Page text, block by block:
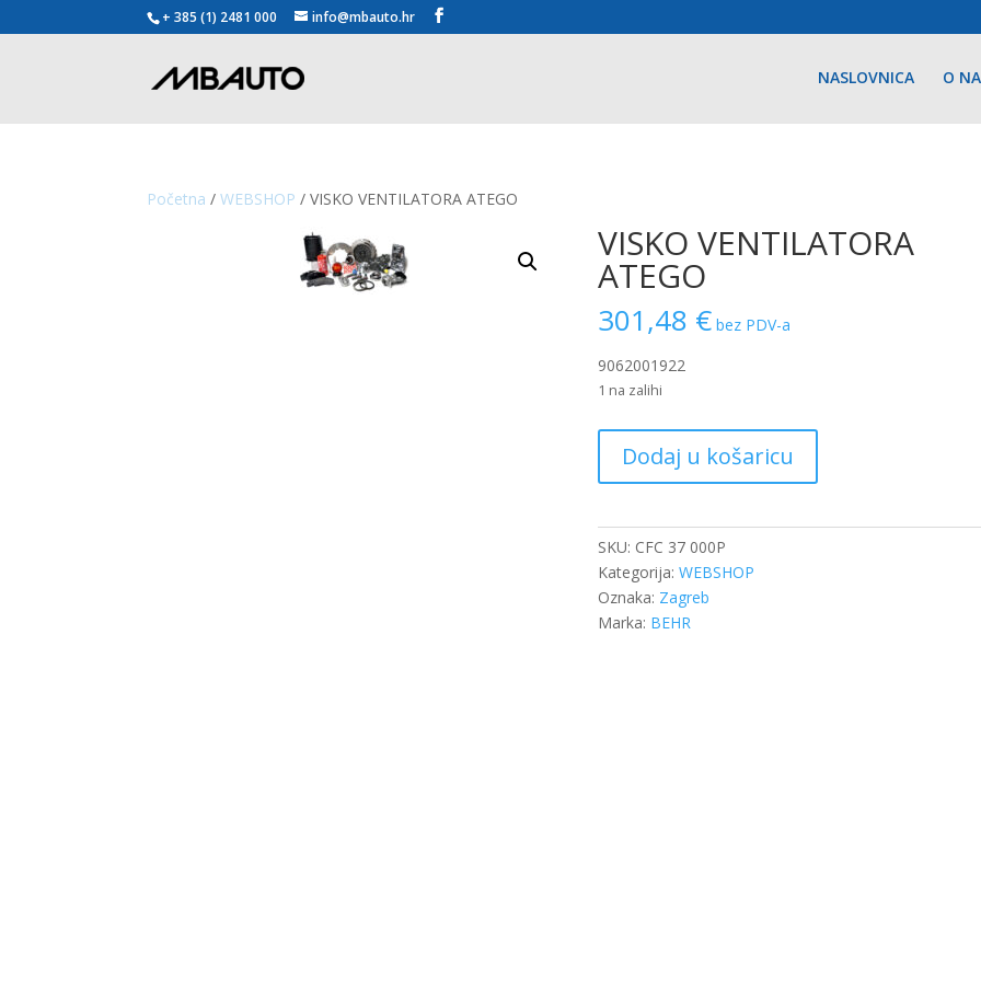
+ 385 (1) 2481 000 info@mbauto.hr
NASLOVNICA O
Početna /WEBSHOP / VISKO VENTILATORA ATEGO
VISKO VENTILATORA
ATEGO
301,48 € bez PDV-a
9062001922
1 na zalihi
VENTILATORA
ATEGO
Dodaj u košaricu
SKU: CFC 37 000P
Kategorija:WEBSHOP
Oznaka: Zagreb
Marka: BEHR